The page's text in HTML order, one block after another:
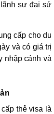
sự đại sứ
cấp cho du
và có giá trị
nhập cảnh và
thẻ visa là